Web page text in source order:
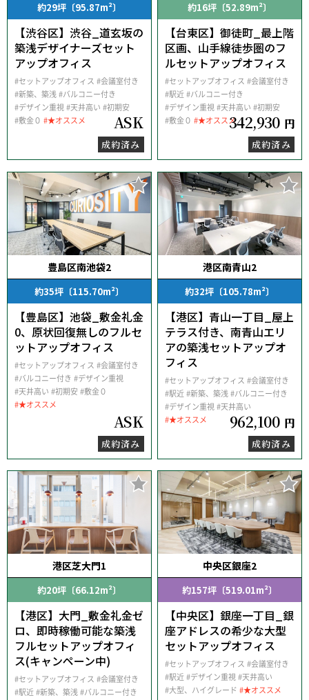
約29坪〔95.87m²〕
【渋谷区】渋谷_道玄坂の
築浅デザイナーズセット
アップオフィス
#セットアップオフィス #会議室付き
#新築、築浅#バルコニー付き
#デザイン重視#天井高い #初期安
#敷金０ #★オススメ ASK
成約済み
約16坪〔52.89m²〕
【台東区】御徒町_最上階
区画、山手線徒歩圏のフ
ルセットアップオフィス
#セットアップオフィス #会議室付き
#駅近#バルコニー付き
#デザイン重視#天井高い #初期安
#敷金０ #★オススメ342,930 円
成約済み
豊島区南池袋2
約35坪〔115.70m²〕
【豊島区】池袋_敷金礼金
0、原状回復無しのフルセ
ットアップオフィス
#セットアップオフィス #会議室付き
#バルコニー付き #デザイン重視
#天井高い #初期安 #敷金０
#★オススメ
ASK
成約済み
港区南青山2
約32坪〔105.78m²〕
【港区】青山一丁目_屋上
テラス付き、南青山エリ
アの築浅セットアップオ
フィス
#セットアップオフィス #会議室付き
#駅近 #新築、築浅#バルコニー付き
#デザイン重視#天井高い
#★オススメ
962,100 円
成約済み
港区芝大門1
約20坪〔66.12m²〕
【港区】大門_敷金礼金ゼ
ロ、即時稼働可能な築浅
フルセットアップオフィ
ス(キャンペーン中)
#セットアップオフィス #会議室付き
#駅近 #新築、築浅#バルコニー付き
中央区銀座2
約157坪〔519.01m²〕
【中央区】銀座一丁目_銀
座アドレスの希少な大型
セットアップオフィス
#セットアップオフィス #会議室付き
#駅近 #デザイン重視#天井高い
#大型、ハイグレード #★オススメ